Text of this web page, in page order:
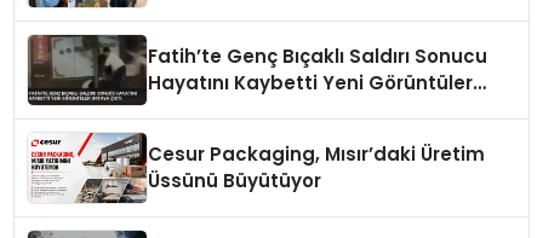
Fatih’te Genç Bıçaklı Saldırı Sonucu
Hayatını Kaybetti Yeni Görüntüler
Cesur Packaging, Mısır’daki Üretim
Üssünü Büyütüyor